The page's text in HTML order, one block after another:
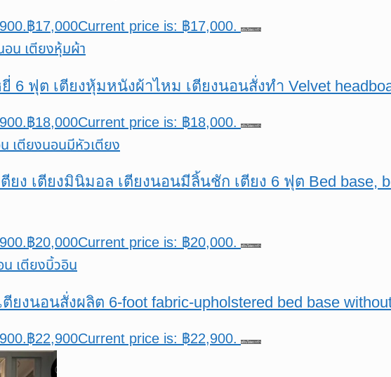
฿17,000Current price is: ฿17,000. หยิบใส่ตะกร้า
6 ฟุต เตียงหุ้มหนังผ้าไหม เตียงนอนสั่งทำ Velvet
฿18,000Current price is: ฿18,000. หยิบใส่ตะกร้า
ง เตียงมินิมอล เตียงนอนมีลิ้นชัก เตียง 6 ฟุต Bed base,
฿20,000Current price is: ฿20,000. หยิบใส่ตะกร้า
ยงนอนสั่งผลิต 6-foot fabric-upholstered bed base
฿22,900Current price is: ฿22,900. หยิบใส่ตะกร้า